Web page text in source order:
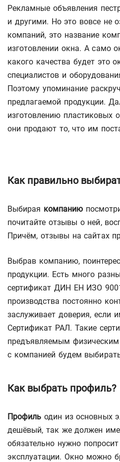
Рекламные объявления
и другими. Но это вовсе не
компаний, это название
изготовлении окна. А само
какого качества будет это
специалистов и
Поэтому упоминание
предлагаемой продукции.
изготовлению пластиковых
они продают то, что им
Как правильно
Выбирая компанию
почитайте отзывы о ней,
Причём, отзывы на сайтах
Выбрав компанию,
продукции. Есть много
сертификат ДИН ЕН ИЗО
производства постоянно
заслуживает доверия, если
Сертификат РАЛ. Такие
предъявляемым
с компанией будем
Как выбрать профиль?
Профиль один из основных
дешёвый, так же должен
обязательно нужно
эксплуатации. Окно можно